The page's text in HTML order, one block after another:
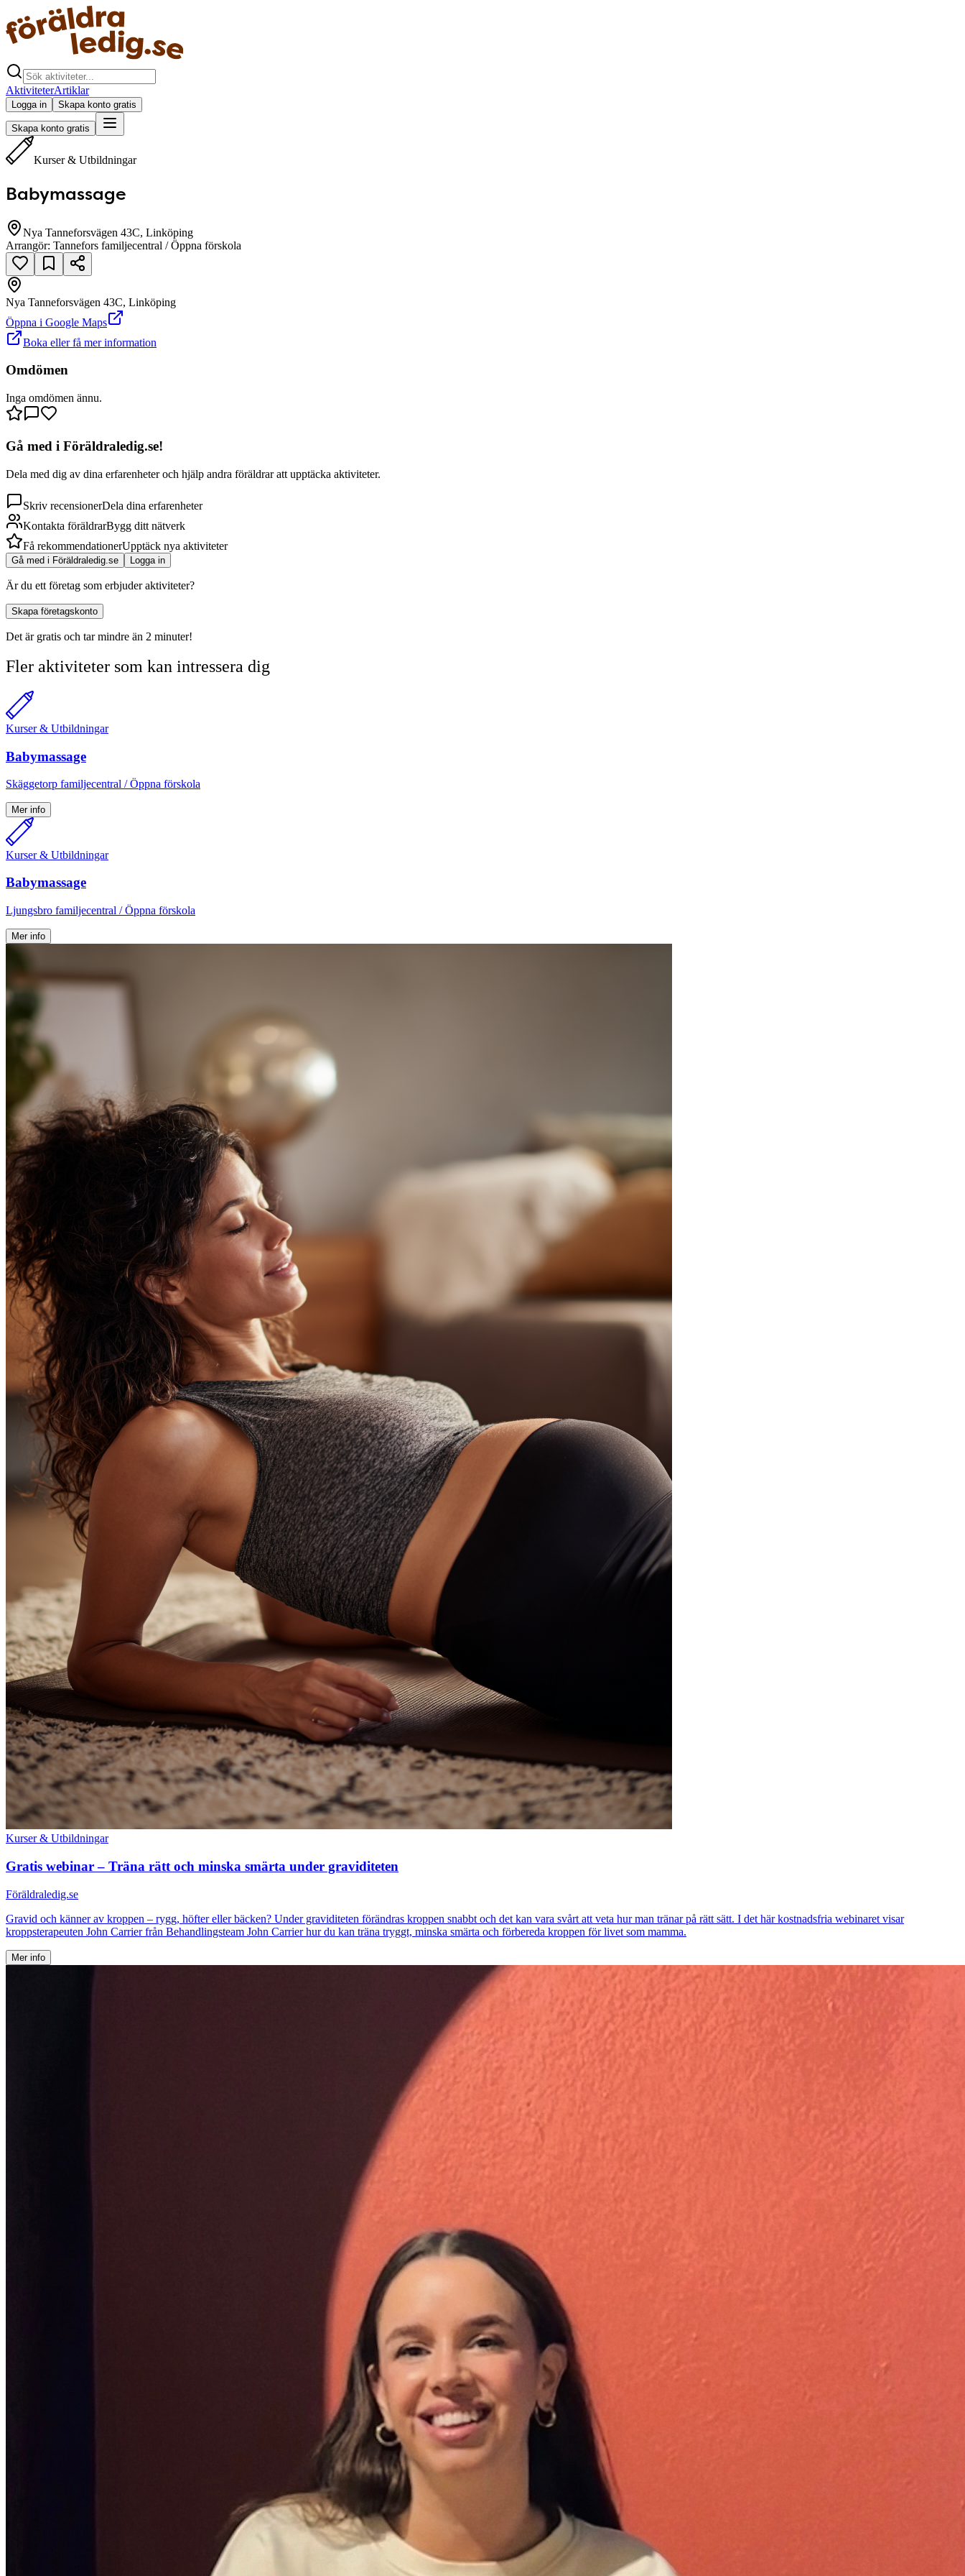
AktiviteterArtiklar
Logga in Skapa konto gratis
Skapa konto gratis
Kurser & Utbildningar
Babymassage
Nya Tanneforsvägen 43C, Linköping
Arrangör: Tannefors familjecentral / Öppna förskola
Nya Tanneforsvägen 43C, Linköping
Öppna i Google Maps
Boka eller få mer information
Omdömen
Inga omdömen ännu.
Gå med i Föräldraledig.se!
Dela med dig av dina erfarenheter och hjälp andra föräldrar att upptäcka aktiviteter.
Skriv recensionerDela dina erfarenheter
Kontakta föräldrarBygg ditt nätverk
Få rekommendationerUpptäck nya aktiviteter
Gå med i Föräldraledig.se Logga in
Är du ett företag som erbjuder aktiviteter?
Skapa företagskonto
Det är gratis och tar mindre än 2 minuter!
Fler aktiviteter som kan intressera dig
Kurser & Utbildningar
Babymassage
Skäggetorp familjecentral / Öppna förskola
Mer info
Kurser & Utbildningar
Babymassage
Ljungsbro familjecentral / Öppna förskola
Mer info
Kurser & Utbildningar
Gratis webinar – Träna rätt och minska smärta under graviditeten
Föräldraledig.se
Gravid och känner av kroppen – rygg, höfter eller bäcken? Under graviditeten förändras kroppen snabbt och det kan vara svårt att veta hur man tränar på rätt sätt. I det här kostnadsfria webinaret visar
kroppsterapeuten John Carrier från Behandlingsteam John Carrier hur du kan träna tryggt, minska smärta och förbereda kroppen för livet som mamma.
Mer info